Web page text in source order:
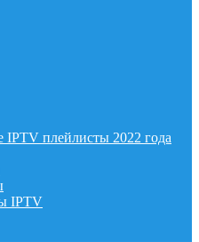
IPTV плейлисты 2022 года
IPTV